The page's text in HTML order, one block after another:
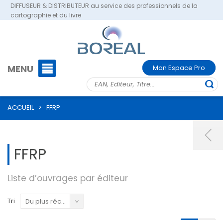
DIFFUSEUR & DISTRIBUTEUR au service des professionnels de la
cartographie et du livre
MENU Mon Espace Pro
ACCUEIL > FFRP
FFRP
Liste d’ouvrages par éditeur
Tri Du plus récent au plus ancien